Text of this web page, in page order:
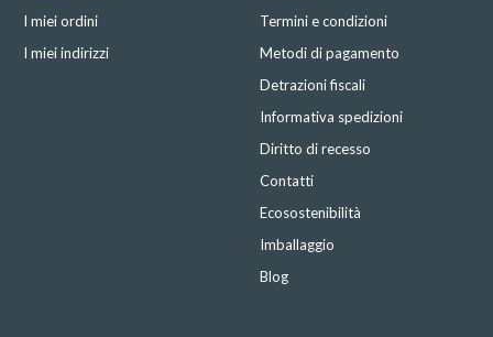
I miei ordini
I miei indirizzi
Termini e condizioni
Metodi di pagamento
Detrazioni fiscali
Informativa spedizioni
Diritto di recesso
Contatti
Ecosostenibilità
Imballaggio
Blog